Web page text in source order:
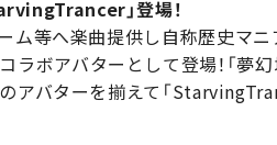
」登場！
ム等へ楽曲提供し自称歴史マ
ラボアバターとして登場！「
アバターを揃えて「